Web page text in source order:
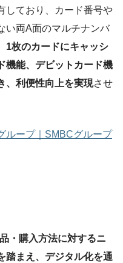
しており、カード番号や
い両A面のマルチナンバ
1枚のカードにキャッシ
機能、デビットカード機
、利便性向上を実現させ
ループ｜SMBCグループ
・購入方法に対するニ
踏まえ、デジタル化を通